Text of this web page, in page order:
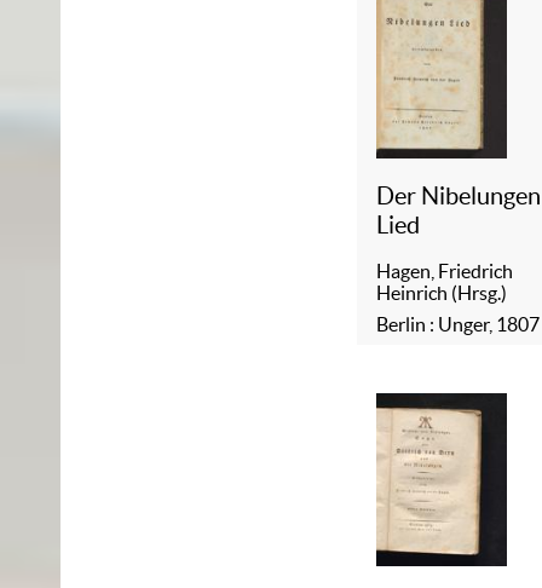
Der Nibelungen
Lied
Hagen, Friedrich
Heinrich (Hrsg.)
Berlin : Unger, 1807